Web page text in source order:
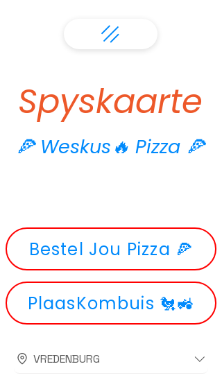
Spyskaarte
🍕 Weskus🔥 Pizza 🍕
Bestel Jou Pizza 🍕
PlaasKombuis 🐔🚜
VREDENBURG